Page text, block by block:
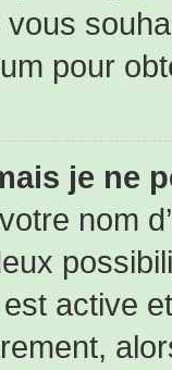
vous
pour
je ne
nom
active